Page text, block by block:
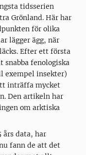
tidsserien
Grönland. Här har
för olika
lägger ägg, när
Efter ett första
snabba fenologiska
exempel insekter)
inträffa mycket
Den artikeln har
om arktiska
data, har
fann de att det